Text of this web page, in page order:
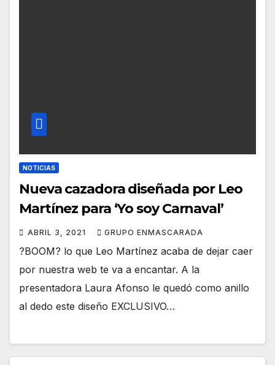
NOTICIAS
Nueva cazadora diseñada por Leo
Martínez para ‘Yo soy Carnaval’
ABRIL 3, 2021 GRUPO ENMASCARADA
?BOOM? lo que Leo Martínez acaba de dejar caer
por nuestra web te va a encantar. A la
presentadora Laura Afonso le quedó como anillo
al dedo este diseño EXCLUSIVO…